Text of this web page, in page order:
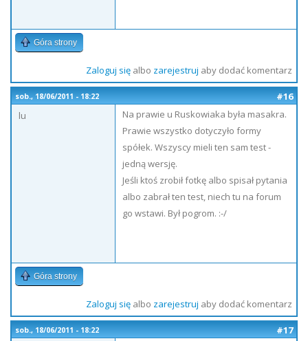
Góra strony
Zaloguj sięalbo zarejestruj aby dodać komentarz
sob., 18/06/2011 - 18:22
#16
lu
Na prawie u Ruskowiaka była masakra.
Prawie wszystko dotyczyło formy
spółek. Wszyscy mieli ten sam test -
jedną wersję.
Jeśli ktoś zrobił fotkę albo spisał pytania
albo zabrał ten test, niech tu na forum
go wstawi. Był pogrom. :-/
Góra strony
Zaloguj sięalbo zarejestruj aby dodać komentarz
sob., 18/06/2011 - 18:22
#17